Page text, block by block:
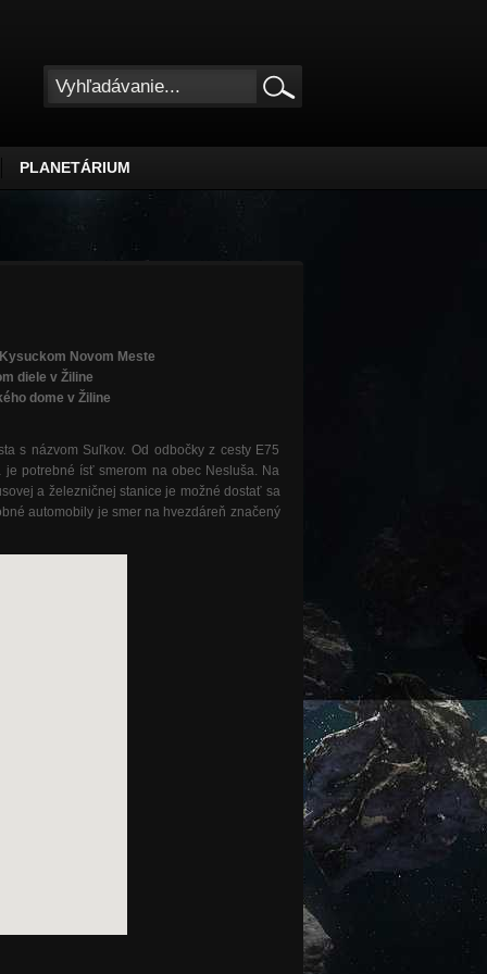
PLANETÁRIUM
Novom Meste
diele v Žiline
dome v Žiline
s názvom Suľkov. Od odbočky z cesty E75
potrebné ísť smerom na obec Nesluša. Na
a železničnej stanice je možné dostať sa
automobily je smer na hvezdáreň značený